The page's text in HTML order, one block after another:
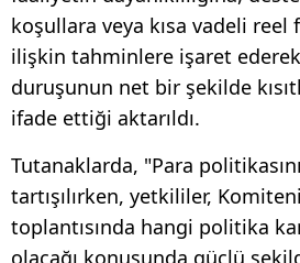
koşullara veya kısa vadeli reel
ilişkin tahminlere işaret
duruşunun net bir şekilde
ifade ettiği aktarıldı.
Tutanaklarda, "Para
tartışılırken, yetkililer,
toplantısında hangi politika
olacağı konusunda güçlü